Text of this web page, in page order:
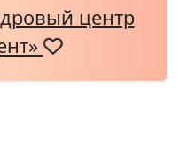
центр